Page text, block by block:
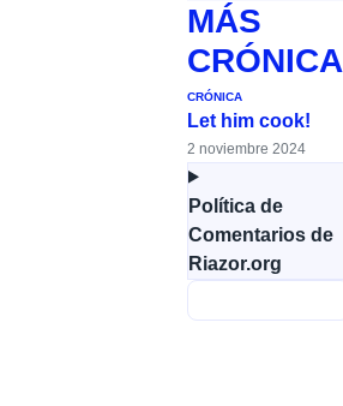
MÁS
CRÓNICA
CRÓNICA
Let him cook!
2 noviembre 2024
Política de
Comentarios de
Riazor.org